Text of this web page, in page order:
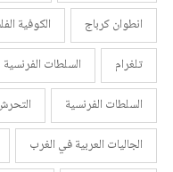
انطوان كرباج
الكوفية
تلغرام
السلطات الفرنسية
السلطات الفرنسية
الجاليات العربية في الغرب